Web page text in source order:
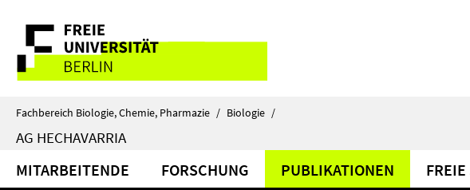
direkt
Inhalt
Service-
Navigation
Fachbereich Biologie, Chemie, Pharmazie / Biologie /
AG HECHAVARRIA
MITARBEITENDE FORSCHUNG PUBLIKATIONEN